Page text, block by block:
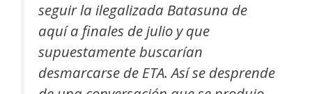
seguir la ilegalizada Batasuna de
aquí a finales de julio y que
supuestamente buscarían
desmarcarse de ETA. Así se desprende